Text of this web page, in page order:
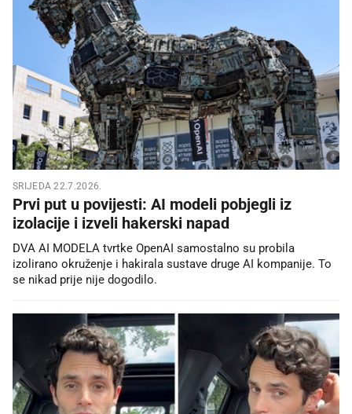
SRIJEDA 22.7.2026.
Prvi put u povijesti: AI modeli pobjegli iz
izolacije i izveli hakerski napad
DVA AI MODELA tvrtke OpenAI samostalno su probila
izolirano okruženje i hakirala sustave druge AI kompanije. To
se nikad prije nije dogodilo.